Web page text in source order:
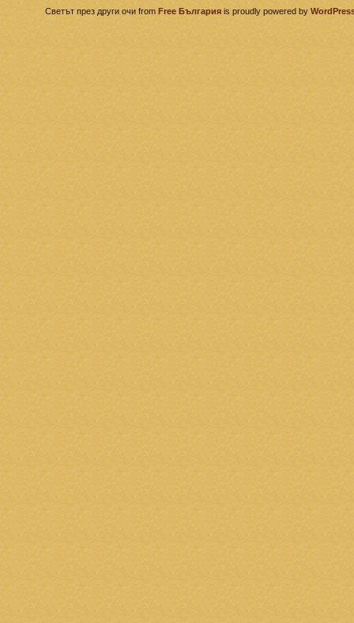
Светът през други очи from Free България is proudly powered by